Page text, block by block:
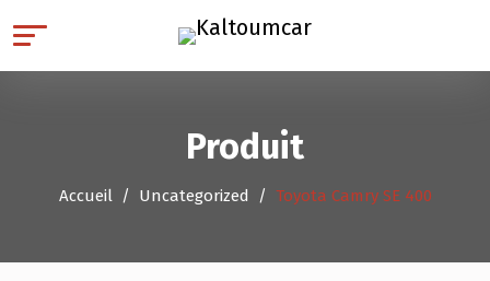
Produit
Accueil Uncategorized Toyota Camry SE 400